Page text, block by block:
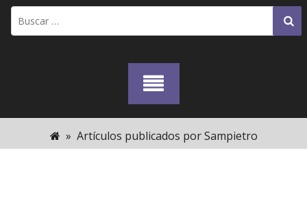
» Artículos publicados por Sampietro